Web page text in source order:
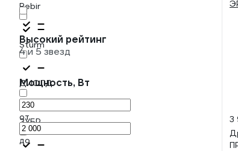
Rebir
Sturm
ДИОЛД
ЗУБР
Высокий рейтинг
4 и 5 звезд
Мощность, Вт
от
до
3